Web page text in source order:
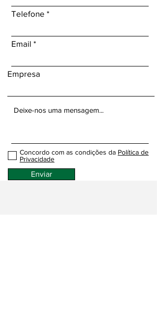
Telefone
Email
Empresa
Concordo com as condições da Política de
Privacidade
Enviar